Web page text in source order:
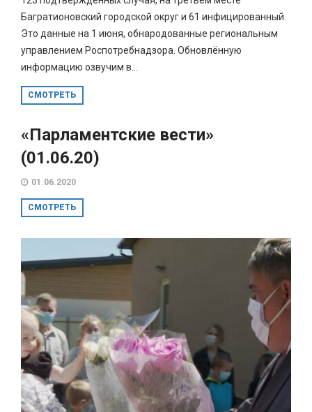
Багратионовский городской округ и 61 инфицированный.
Это данные на 1 июня, обнародованные региональным
управлением Роспотребнадзора. Обновлённую
информацию озвучим в...
СМОТРЕТЬ
«Парламентские вести»
(01.06.20)
01.06.2020
СМОТРЕТЬ